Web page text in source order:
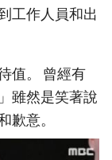
工作人員和出
值。 曾經有
雖然是笑著說
歉意。